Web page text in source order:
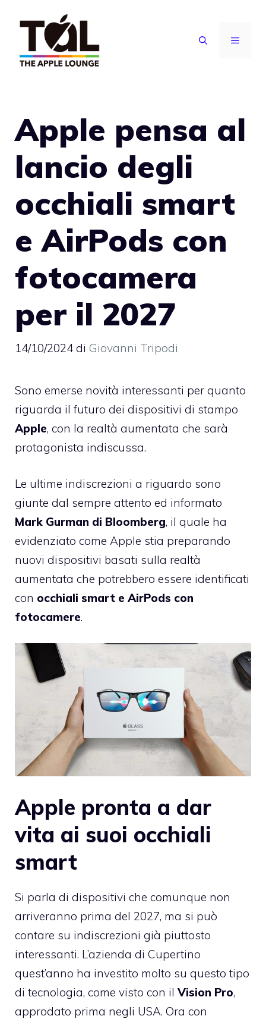
contenuto
MENU
Apple pensa al
lancio degli
occhiali smart
e AirPods con
fotocamera
per il 2027
14/10/2024 di Giovanni Tripodi
Sono emerse novità interessanti per quanto
riguarda il futuro dei dispositivi di stampo
Apple, con la realtà aumentata che sarà
protagonista indiscussa.
Le ultime indiscrezioni a riguardo sono
giunte dal sempre attento ed informato
Mark Gurman di Bloomberg, il quale ha
evidenziato come Apple stia preparando
nuovi dispositivi basati sulla realtà
aumentata che potrebbero essere identificati
con occhiali smart e AirPods con
fotocamere.
Apple pronta a dar
vita ai suoi occhiali
smart
Si parla di dispositivi che comunque non
arriveranno prima del 2027, ma si può
contare su indiscrezioni già piuttosto
interessanti. L’azienda di Cupertino
quest’anno ha investito molto su questo tipo
di tecnologia, come visto con ilVision Pro,
approdato prima negli USA. Ora con